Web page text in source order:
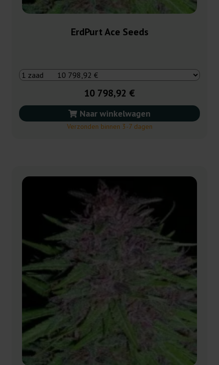
ErdPurt Ace Seeds
10 798,92 €
Naar winkelwagen
Verzonden binnen 3-7 dagen